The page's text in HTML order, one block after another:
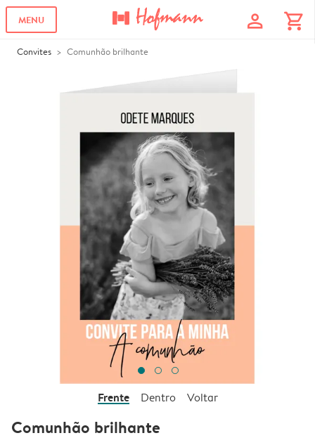
MENU profile shopping_cart
Convites Comunhão brilhante
Frente Dentro Voltar
Comunhão brilhante